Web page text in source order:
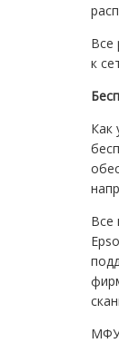
Все
к
Как
Все
МФУ